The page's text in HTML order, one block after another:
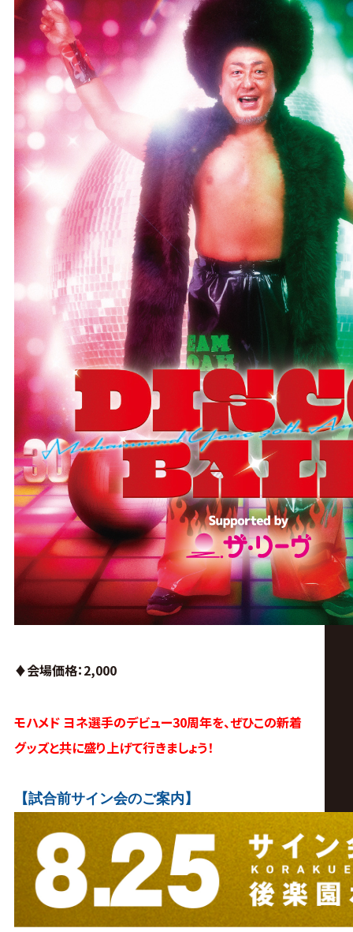
♦︎会場価格：2,000
モハメド ヨネ選手のデビュー30周年を、ぜひこの新着
グッズと共に盛り上げて行きましょう！
【試合前サイン会のご案内】